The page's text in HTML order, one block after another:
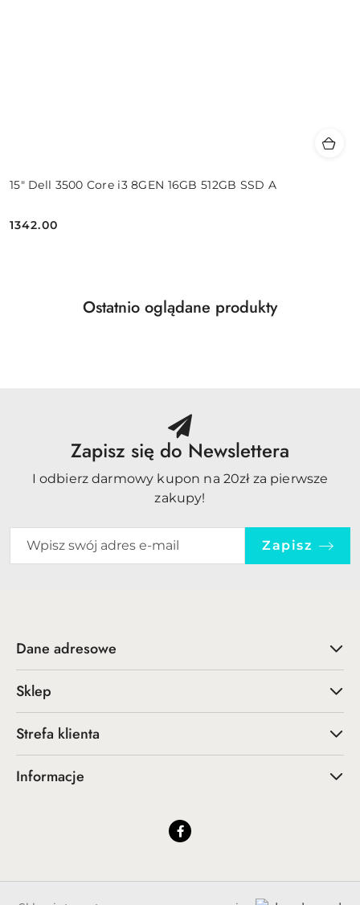
15" Dell 3500 Core i3 8GEN 16GB 512GB SSD A
Cena:
1342.00
Pomiń karuzelę produktów
Produkty
Ostatnio oglądane produkty
Zapisz się do Newslettera
I odbierz darmowy kupon na 20zł za pierwsze
zakupy!
Zapisz
Dane adresowe
Sklep
Strefa klienta
Informacje